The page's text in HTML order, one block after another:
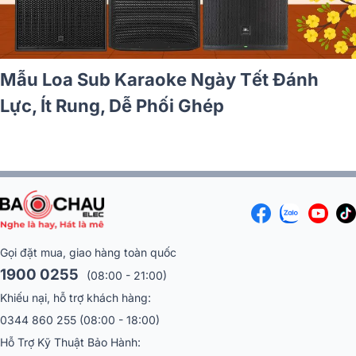
6 bí kíp vàng lựa chọn loa sub karaoke
không ù, không phí tiền
Gọi đặt mua, giao hàng toàn quốc
1900 0255
(08:00 - 21:00)
Khiếu nại, hỗ trợ khách hàng:
0344 860 255 (08:00 - 18:00)
Hỗ Trợ Kỹ Thuật Bảo Hành: